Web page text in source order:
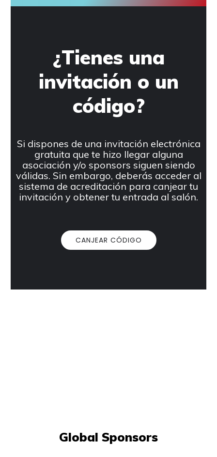
¿Tienes una
invitación o un
código?
Si dispones de una invitación electrónica
gratuita que te hizo llegar alguna
asociación y/o sponsors siguen siendo
válidas. Sin embargo, deberás acceder al
sistema de acreditación para canjear tu
invitación y obtener tu entrada al salón.
CANJEAR CÓDIGO
Global Sponsors